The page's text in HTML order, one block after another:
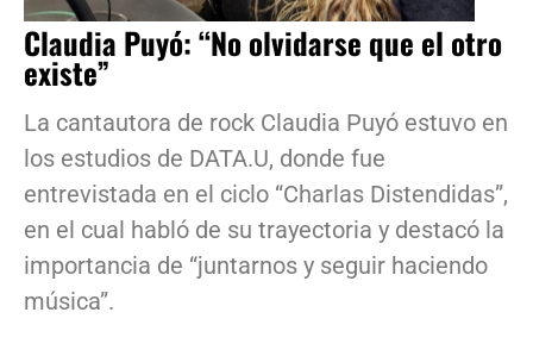
Claudia Puyó: “No olvidarse que el otro
existe”
La cantautora de rock Claudia Puyó estuvo en
los estudios de DATA.U, donde fue
entrevistada en el ciclo “Charlas Distendidas”,
en el cual habló de su trayectoria y destacó la
importancia de “juntarnos y seguir haciendo
música”.